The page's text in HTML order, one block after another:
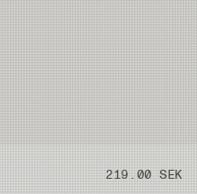
219.00 SEK